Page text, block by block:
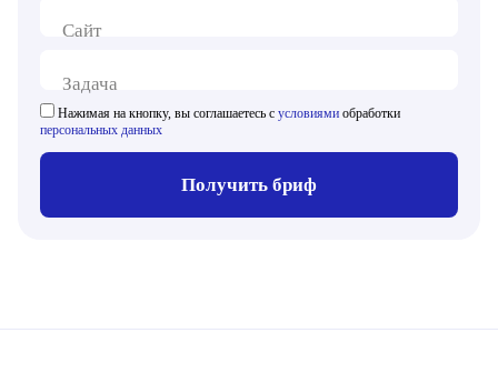
Сайт
Задача
Нажимая на кнопку, вы соглашаетесь с условиями обработки
персональных данных
Получить бриф